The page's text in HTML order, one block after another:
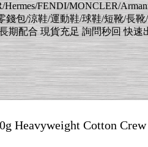
FENDI/MONCLER/
包/涼鞋/運動鞋/球鞋/短靴/長
配合 現貨充足 詢問秒回 快
Heavyweight Cotton